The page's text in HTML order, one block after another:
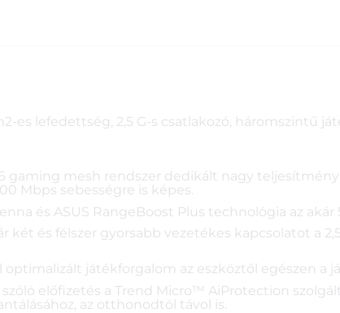
es lefedettség, 2,5 G-s csatlakozó, háromszintű
gaming mesh rendszer dedikált nagy
Mbps sebességre is képes.
és ASUS RangeBoost Plus technológia az
két és félszer gyorsabb vezetékes kapcsolatot a
optimalizált játékforgalom az eszköztől egészen a
előfizetés a Trend Micro™ AiProtection
az otthonodtól távol is.